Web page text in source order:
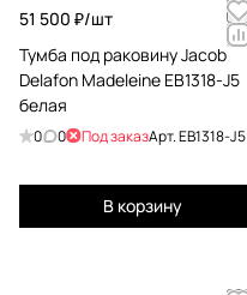
51 500 ₽/шт
Тумба под раковину Jacob
Delafon Madeleine EB1318-J5
белая
0 0 Под заказАрт.EB1318-J5
В корзину